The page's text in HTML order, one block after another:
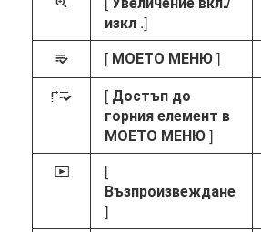
p
изкл .]
O [ МОЕТО МЕНЮ]
3 [ Достъп до
горния елемент в
МОЕТО МЕНЮ]
K
[
Възпроизвеждане
]